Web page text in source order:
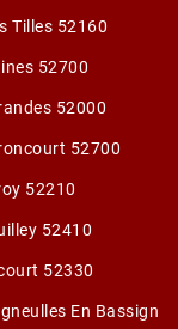
Tilles 52160
52700
52000
52700
52210
52410
52330
En Bassign